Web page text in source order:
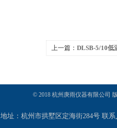
上一篇： DLSB-5/10低
© 2018 杭州庚雨仪器有限公司
地址：杭州市拱墅区定海街284号 联